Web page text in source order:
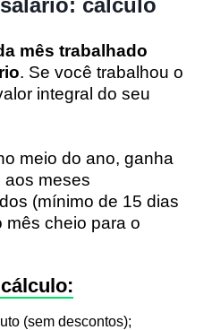
mês trabalhado
. Se você trabalhou o
integral do seu
meio do ano, ganha
aos meses
(mínimo de 15 dias
mês cheio para o
(sem descontos);